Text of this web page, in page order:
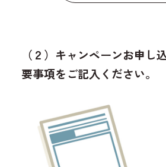
（２）キャンペーンお申し
要事項をご記入ください。